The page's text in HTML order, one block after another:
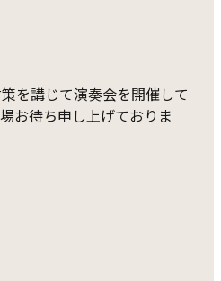
を講じて演奏会を開催して
お待ち申し上げておりま